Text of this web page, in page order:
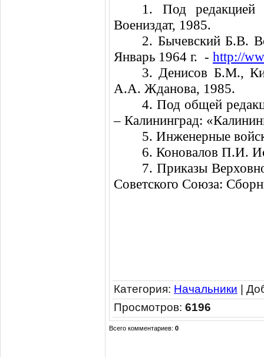
1. Под
Воениздат, 1985.
2. Бычевский Б.В.
Январь 1964 г. - http://
3. Денисов Б.М.,
А.А. Жданова, 1985.
4. Под общей
– Калининград:
5. Инженерные
6. Коновалов П.И.
7. Приказы
Советского Союза:
Категория: Начальники |
Просмотров: 6196
Всего комментариев: 0